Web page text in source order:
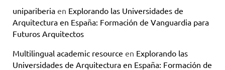
unipariberia en Explorando las Universidades de
Arquitectura en España: Formación de Vanguardia para
Futuros Arquitectos
Multilingual academic resource en Explorando las
Universidades de Arquitectura en España: Formación de